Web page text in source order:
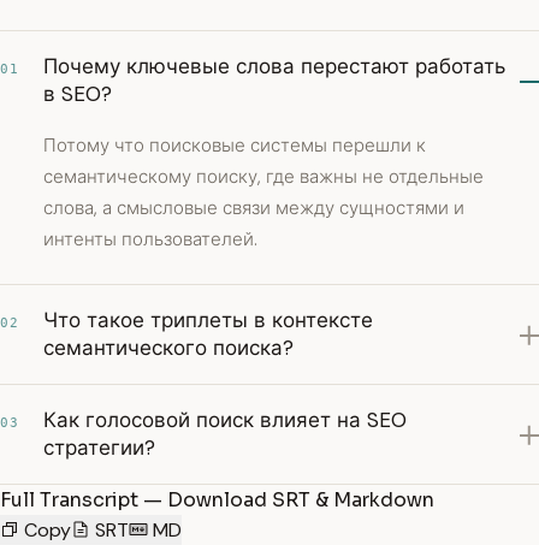
01
Почему ключевые слова перестают работать
в SEO?
Потому что поисковые системы перешли к
семантическому поиску, где важны не отдельные
слова, а смысловые связи между сущностями и
интенты пользователей.
02
Что такое триплеты в контексте
семантического поиска?
03
Как голосовой поиск влияет на SEO
стратегии?
Full Transcript — Download SRT & Markdown
Copy
SRT MD